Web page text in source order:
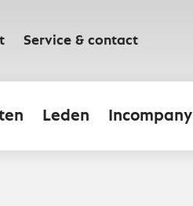
Service & contact
Leden Incompany